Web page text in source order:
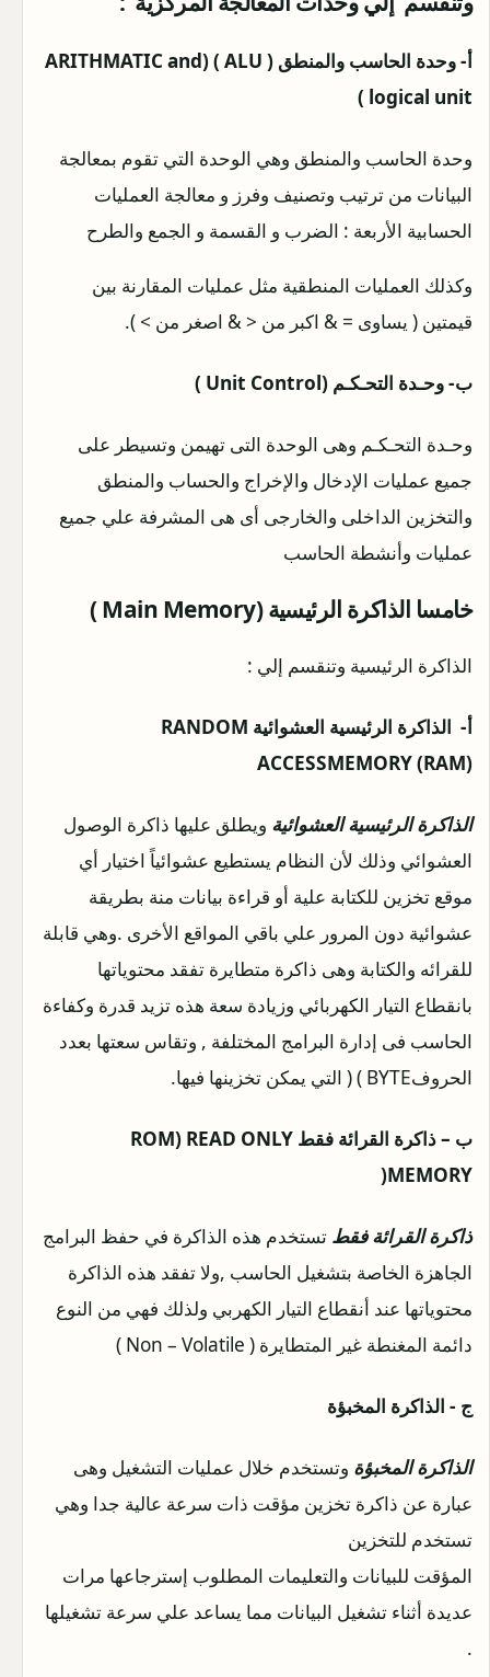
أ- وحدة الحاسب والمنطق ( ALU ) (ARITHMATIC and
logical unit )
وحدة الحاسب والمنطق وهي الوحدة التي تقوم بمعالجة
البيانات من ترتيب وتصنيف وفرز و معالجة العمليات
الحسابية الأربعة : الضرب و القسمة و الجمع والطرح
وكذلك العمليات المنطقية مثل عمليات المقارنة بين
قيمتين ( يساوى = & اكبر من < & اصغر من > ).
ب- وحـدة التحـكـم (Unit Control )
وحـدة التحـكـم وهى الوحدة التى تهيمن وتسيطر على
جميع عمليات الإدخال والإخراج والحساب والمنطق
والتخزين الداخلى والخارجى أى هى المشرفة علي جميع
عمليات وأنشطة الحاسب
خامسا الذاكرة الرئيسية (Main Memory )
الذاكرة الرئيسية وتنقسم إلي :
أ- الذاكرة الرئيسية العشوائية RANDOM
ACCESSMEMORY (RAM)
الذاكرة الرئيسية العشوائية ويطلق عليها ذاكرة الوصول
العشوائي وذلك لأن النظام يستطيع عشوائياً اختيار أي
موقع تخزين للكتابة علية أو قراءة بيانات منة بطريقة
عشوائية دون المرور علي باقي المواقع الأخرى .وهي قابلة
للقرائه والكتابة وهى ذاكرة متطايرة تفقد محتوياتها
بانقطاع التيار الكهربائي وزيادة سعة هذه تزيد قدرة وكفاءة
الحاسب فى إدارة البرامج المختلفة , وتقاس سعتها بعدد
الحروفBYTE ) ( التي يمكن تخزينها فيها.
ب – ذاكرة القرائة فقط ROM) READ ONLY
MEMORY(
ذاكرة القرائة فقط تستخدم هذه الذاكرة في حفظ البرامج
الجاهزة الخاصة بتشغيل الحاسب ,ولا تفقد هذه الذاكرة
محتوياتها عند أنقطاع التيار الكهربي ولذلك فهي من النوع
دائمة المغنطة غير المتطايرة ( Non – Volatile )
ج - الذاكرة المخبؤة
الذاكرة المخبؤة وتستخدم خلال عمليات التشغيل وهى
عبارة عن ذاكرة تخزين مؤقت ذات سرعة عالية جدا وهي
تستخدم للتخزين
المؤقت للبيانات والتعليمات المطلوب إسترجاعها مرات
عديدة أثناء تشغيل البيانات مما يساعد علي سرعة تشغيلها
.